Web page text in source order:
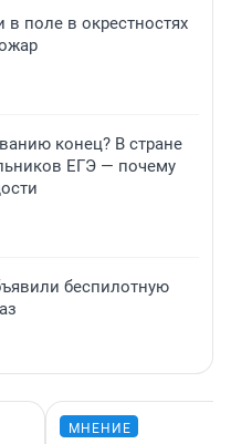
поле в окрестностях
конец? В стране
ЕГЭ — почему
беспилотную
МНЕНИЕ